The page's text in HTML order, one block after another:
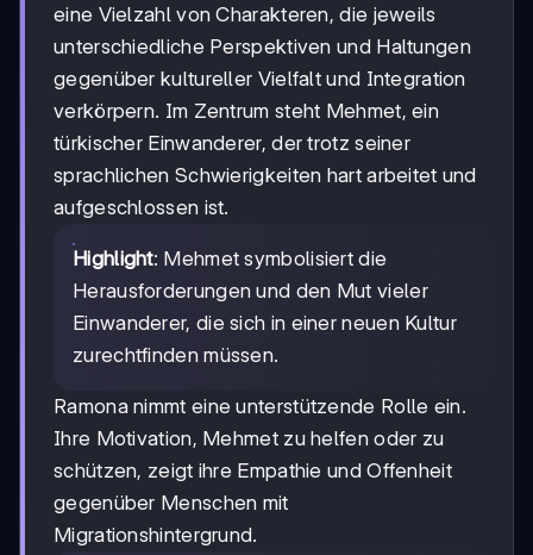
eine Vielzahl von Charakteren, die jeweils
unterschiedliche Perspektiven und Haltungen
gegenüber kultureller Vielfalt und Integration
verkörpern. Im Zentrum steht Mehmet, ein
türkischer Einwanderer, der trotz seiner
sprachlichen Schwierigkeiten hart arbeitet und
aufgeschlossen ist.
Highlight: Mehmet symbolisiert die
Herausforderungen und den Mut vieler
Einwanderer, die sich in einer neuen Kultur
zurechtfinden müssen.
Ramona nimmt eine unterstützende Rolle ein.
Ihre Motivation, Mehmet zu helfen oder zu
schützen, zeigt ihre Empathie und Offenheit
gegenüber Menschen mit
Migrationshintergrund.